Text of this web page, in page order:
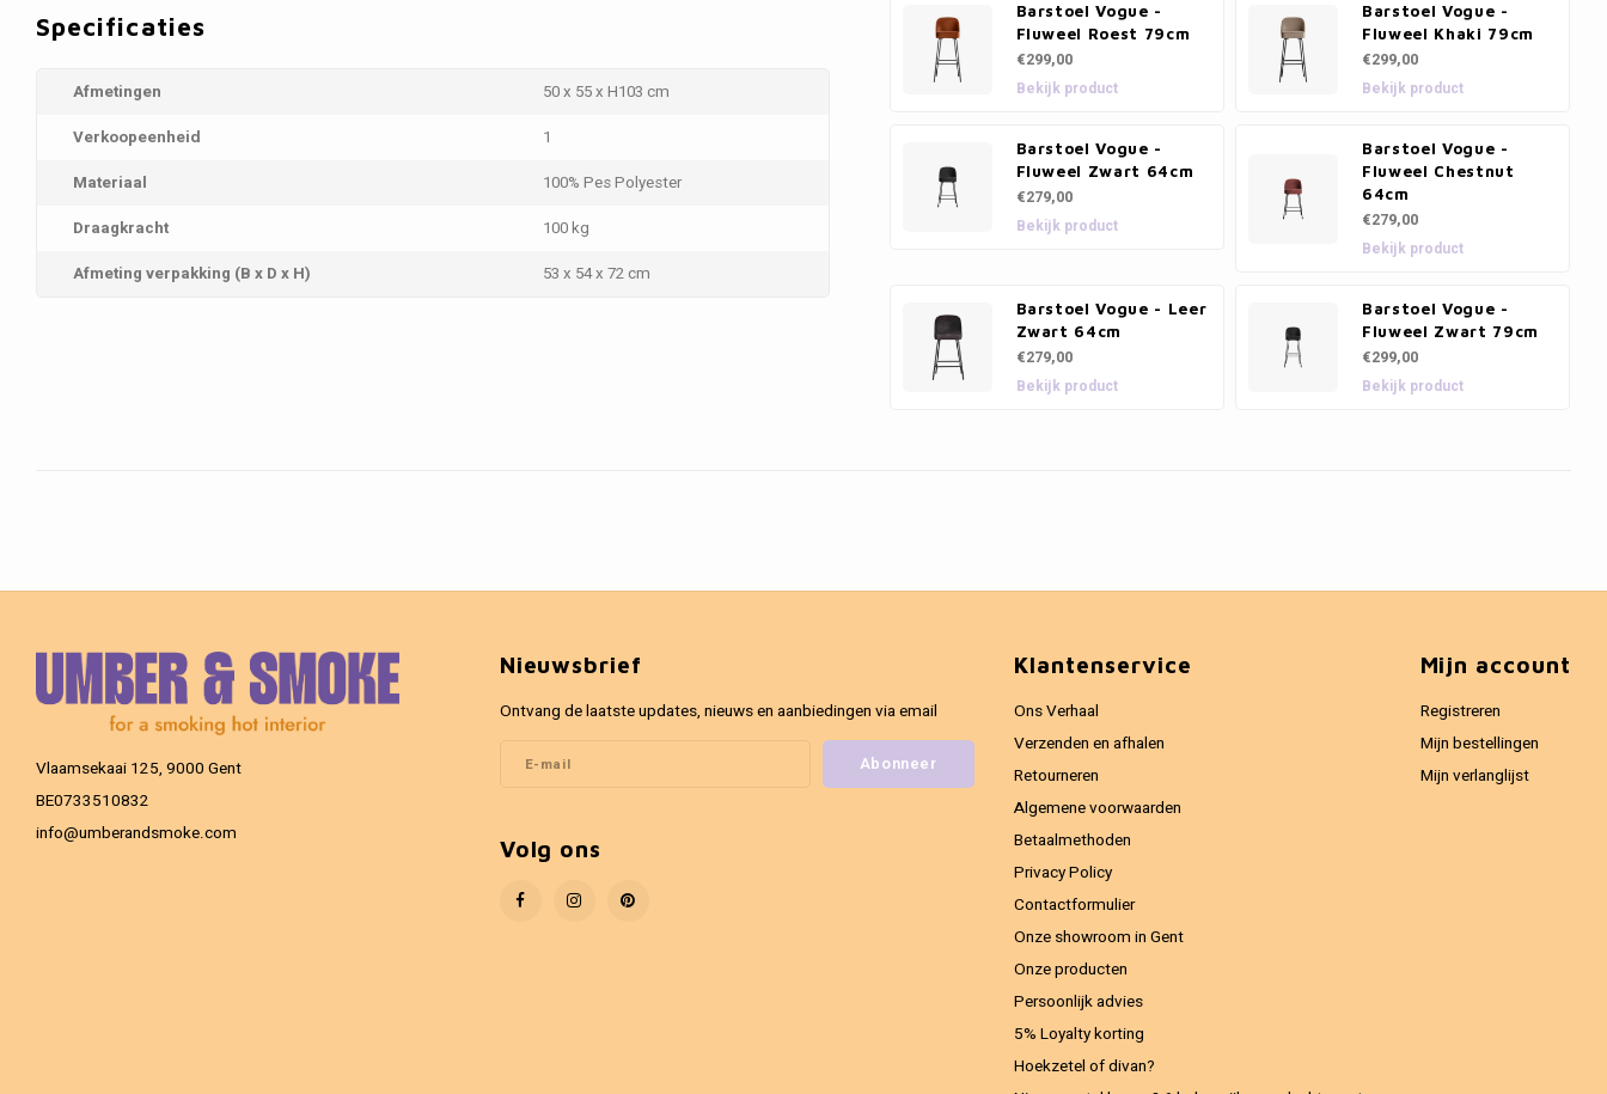
Specificaties
Afmetingen
50 x 55 x H103 cm
Verkoopeenheid
1
Materiaal
100% Pes Polyester
Draagkracht
100 kg
Afmeting verpakking (B x D x H)
53 x 54 x 72 cm
Barstoel Vogue -
Fluweel Roest 79cm
€299,00
Bekijk product
Barstoel Vogue -
Fluweel Khaki 79cm
€299,00
Bekijk product
Barstoel Vogue -
Fluweel Zwart 64cm
€279,00
Bekijk product
Barstoel Vogue -
Fluweel Chestnut
64cm
€279,00
Bekijk product
Barstoel Vogue - Leer
Zwart 64cm
€279,00
Bekijk product
Barstoel Vogue -
Fluweel Zwart 79cm
€299,00
Bekijk product
Vlaamsekaai 125, 9000 Gent
BE0733510832
info@umberandsmoke.com
Nieuwsbrief
Ontvang de laatste updates, nieuws en aanbiedingen via email
Abonneer
Volg ons
Klantenservice
Ons Verhaal
Verzenden en afhalen
Retourneren
Algemene voorwaarden
Betaalmethoden
Privacy Policy
Contactformulier
Onze showroom in Gent
Onze producten
Persoonlijk advies
5% Loyalty korting
Hoekzetel of divan?
Mijn account
Registreren
Mijn bestellingen
Mijn verlanglijst